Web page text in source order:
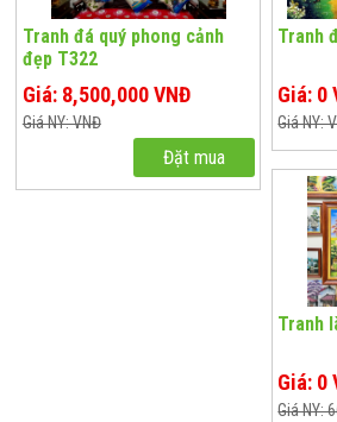
Tranh đá quý phong cảnh
đẹp T322
Giá: 8,500,000 VNĐ
Giá NY: VNĐ
Đặt mua
Tranh
Giá: 0
Giá NY:
Tranh
Giá: 0
Giá NY: